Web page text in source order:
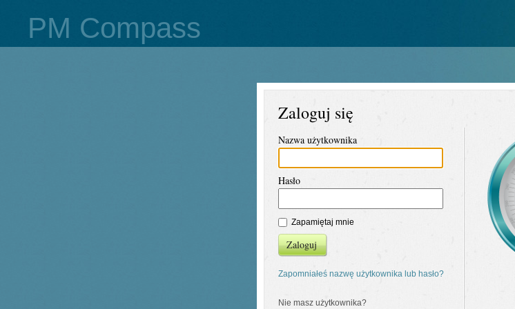
PM Compass
Zaloguj się
Nazwa użytkownika
Hasło
Zapamiętaj mnie
Zaloguj
Zapomniałeś nazwę użytkownika lub hasło?
Nie masz użytkownika?